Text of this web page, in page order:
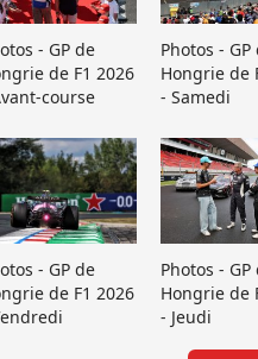
- GP de
de F1 2026
course
Photos - GP
Hongrie de
- Samedi
- GP de
de F1 2026
Photos - GP
Hongrie de
- Jeudi